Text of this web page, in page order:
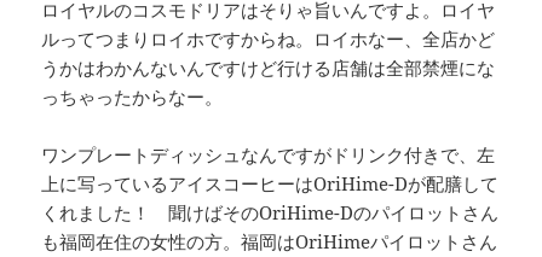
ロイヤルのコスモドリアはそりゃ旨いんですよ。ロイヤ
ルってつまりロイホですからね。ロイホなー、全店かど
うかはわかんないんですけど行ける店舗は全部禁煙にな
っちゃったからなー。
ワンプレートディッシュなんですがドリンク付きで、左
上に写っているアイスコーヒーはOriHime-Dが配膳して
くれました！ 聞けばそのOriHime-Dのパイロットさん
も福岡在住の女性の方。福岡はOriHimeパイロットさん